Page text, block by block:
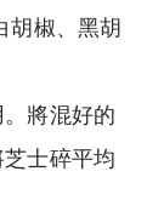
胡椒、黑胡
將混好的
士碎平均